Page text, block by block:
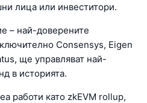
лица или инвеститори.
– най-доверените
Consensys, Eigen
ще управляват най-
в историята.
работи като zkEVM rollup,